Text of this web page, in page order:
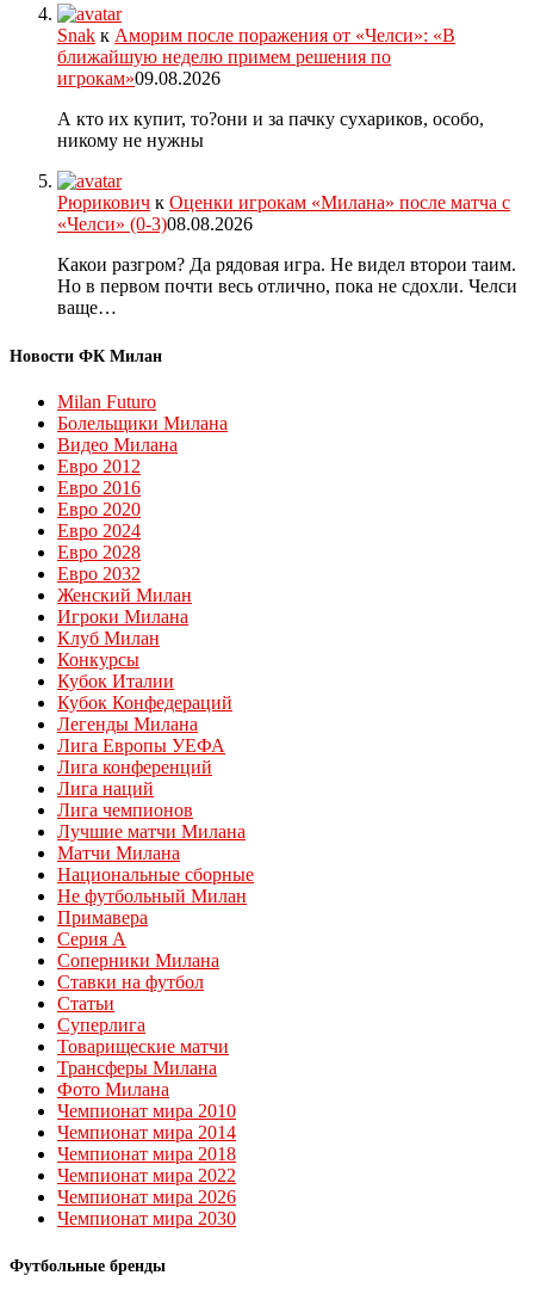
Snak к Аморим после поражения от «Челси»: «В
ближайшую неделю примем решения по
игрокам»09.08.2026
А кто их купит, то?они и за пачку сухариков, особо,
никому не нужны
Рюрикович к Оценки игрокам «Милана» после матча с
«Челси» (0-3)08.08.2026
Какои разгром? Да рядовая игра. Не видел второи таим.
Но в первом почти весь отлично, пока не сдохли. Челси
ваще…
Новости ФК Милан
Milan Futuro
Болельщики Милана
Видео Милана
Евро 2012
Евро 2016
Евро 2020
Евро 2024
Евро 2028
Евро 2032
Женский Милан
Игроки Милана
Клуб Милан
Конкурсы
Кубок Италии
Кубок Конфедераций
Легенды Милана
Лига Европы УЕФА
Лига конференций
Лига наций
Лига чемпионов
Лучшие матчи Милана
Матчи Милана
Национальные сборные
Не футбольный Милан
Примавера
Серия А
Соперники Милана
Ставки на футбол
Статьи
Суперлига
Товарищеские матчи
Трансферы Милана
Фото Милана
Чемпионат мира 2010
Чемпионат мира 2014
Чемпионат мира 2018
Чемпионат мира 2022
Чемпионат мира 2026
Чемпионат мира 2030
Футбольные бренды